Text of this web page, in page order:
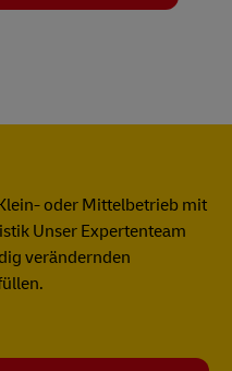
oder Mittelbetrieb mit
Unser Expertenteam
verändernden